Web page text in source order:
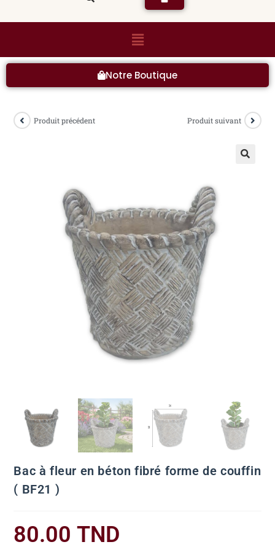
Notre Boutique
Produit précédent Produit suivant
Bac à fleur en béton fibré forme de couffin
( BF21 )
80.00TND